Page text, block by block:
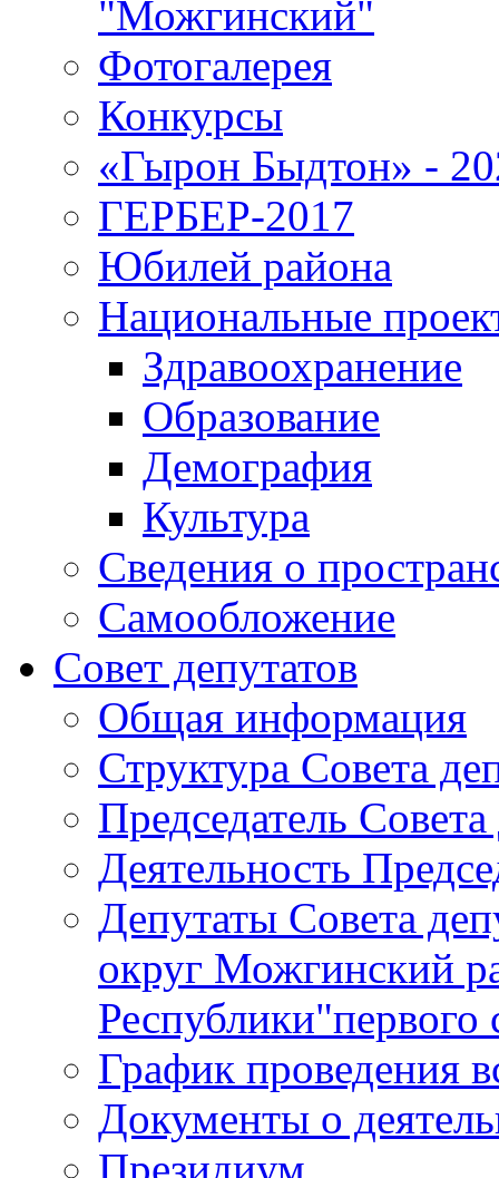
"Можгинский"
Фотогалерея
Конкурсы
«Гырон Быдтон» -
ГЕРБЕР-2017
Юбилей района
Национальные
Здравоохранение
Образование
Демография
Культура
Сведения о
Самообложение
Совет депутатов
Общая информация
Структура Совета
Председатель Совета
Деятельность
Депутаты Совета
округ Можгинский
Республики"первого
График проведения
Документы о
Президиум